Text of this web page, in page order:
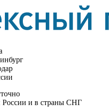
России и в страны СНГ